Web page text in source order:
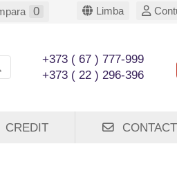
0 Limba
+373 ( 67 ) 777-999
+373 ( 22 ) 296-396
CREDIT